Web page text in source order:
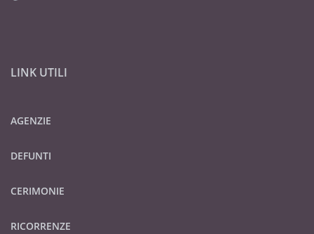
LINK UTILI
AGENZIE
DEFUNTI
CERIMONIE
RICORRENZE